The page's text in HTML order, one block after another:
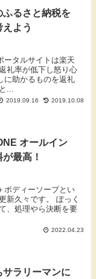
るさと納税を
よう
ータルサイトは楽天
礼率が低下し怒り心
に助かるものを返礼
...
2019.09.16 2019.10.08
オールイン
最高！
ボディーソープとい
新久々です。 ぽっく
、処理やら決断を要
2022.04.23
ラリーマンに